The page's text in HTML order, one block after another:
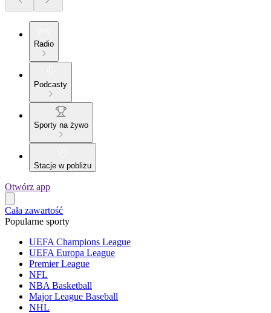
Radio
Podcasty
Sporty na żywo
Stacje w pobliżu
Otwórz app
Cała zawartość
Popularne sporty
UEFA Champions League
UEFA Europa League
Premier League
NFL
NBA Basketball
Major League Baseball
NHL